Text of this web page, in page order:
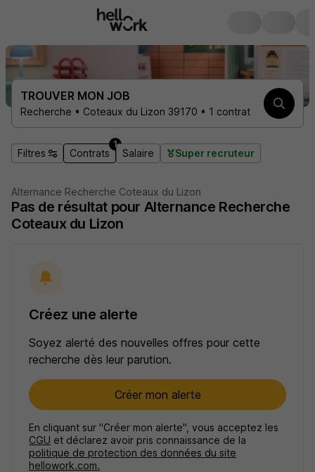
TROUVER MON JOB
Recherche • Coteaux du Lizon 39170 • 1 contrat
Filtres Contrats
1
Salaire Super recruteur
Alternance Recherche Coteaux du Lizon
Pas de résultat pour Alternance Recherche
Coteaux du Lizon
Créez une alerte
Soyez alerté des nouvelles offres pour cette
recherche dès leur parution.
Créer mon alerte
En cliquant sur "Créer mon alerte", vous acceptez les
CGU et déclarez avoir pris connaissance de la
politique de protection des données du site
hellowork.com.